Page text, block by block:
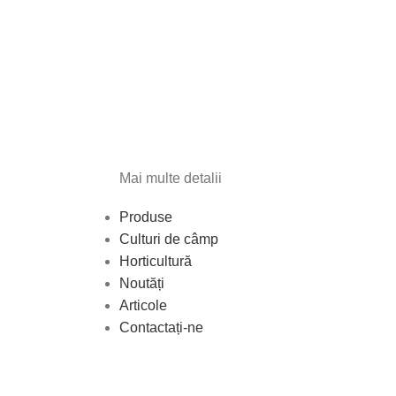
Mai multe detalii
Produse
Culturi de câmp
Horticultură
Noutăți
Articole
Contactați-ne